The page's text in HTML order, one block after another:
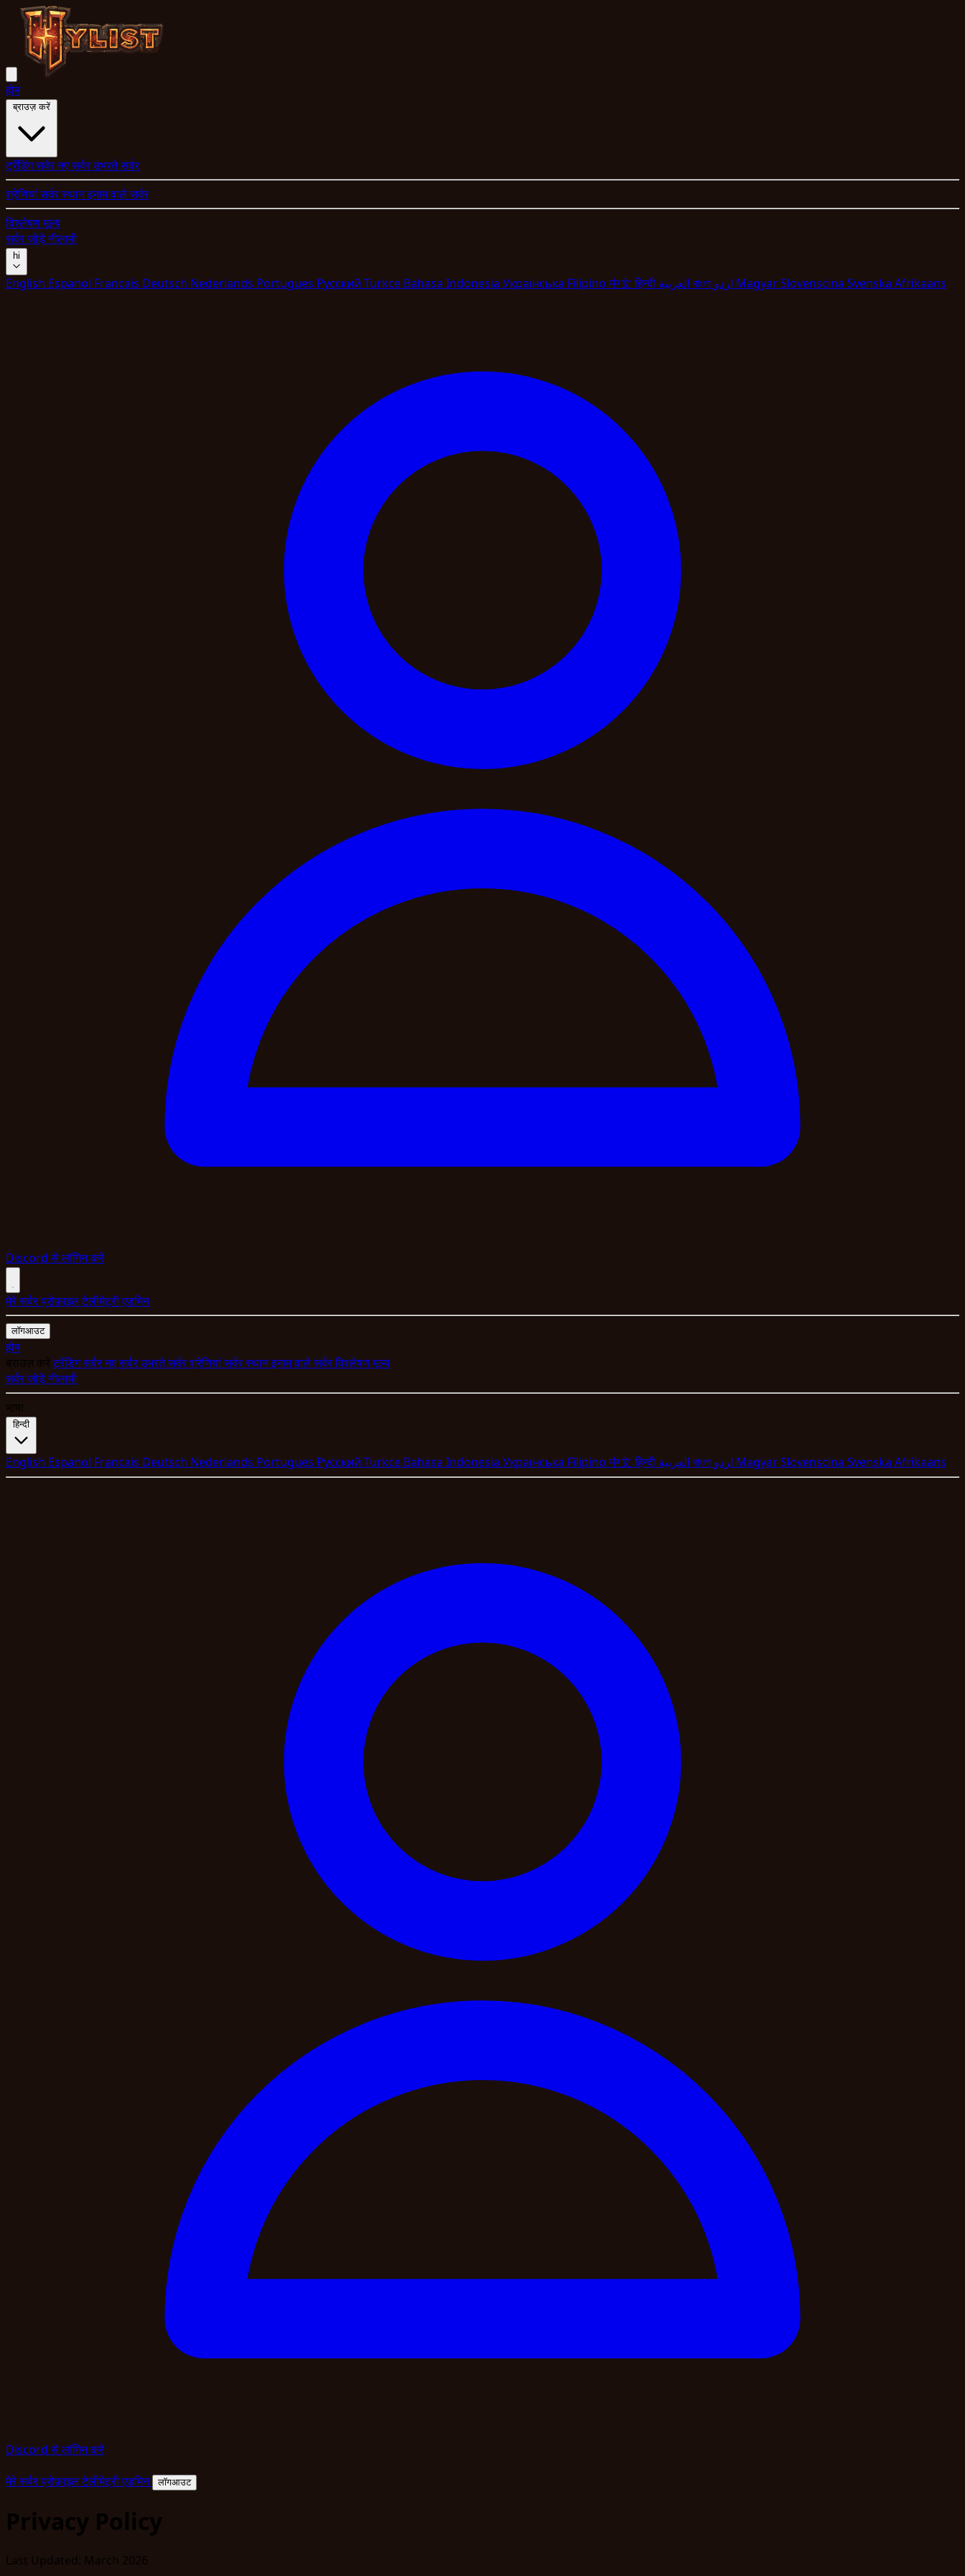
होम
ट्रेंडिंग सर्वरनए सर्वरउभरते सर्वर
श्रेणियांसर्वर स्थानइनाम वाले सर्वर
विश्लेषणमूल्य
सर्वर जोड़ेंनीलामी
hi
English Espanol Francais Deutsch Nederlands Portugues Pyccкий Turkce Bahasa Indonesia Укpaїнcькa Filipino 中文हिन्दी বাংলা MagyarSlovenscina Svenska Afrikaans
Discord से लॉगिन करें
मेरे सर्वरप्रोफ़ाइलटेलीमेट्रीएडमिन
लॉगआउट
होम
ब्राउज़ करें ट्रेंडिंग सर्वरनए सर्वरउभरते सर्वरश्रेणियांसर्वर स्थानइनाम वाले सर्वरविश्लेषणमूल्य
सर्वर जोड़ेंनीलामी
भाषा
हिन्दी
English Espanol Francais Deutsch Nederlands Portugues Pyccкий Turkce Bahasa Indonesia Укpaїнcькa Filipino 中文हिन्दी বাংলা MagyarSlovenscina Svenska Afrikaans
Discord से लॉगिन करें
मेरे सर्वरप्रोफ़ाइलटेलीमेट्रीएडमिन लॉगआउट
Privacy Policy
Last Updated: March 2026